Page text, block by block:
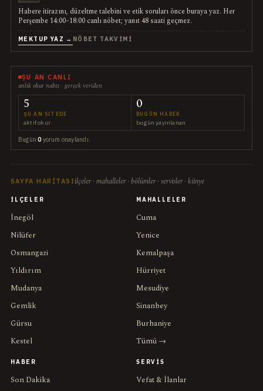
Habere itirazını, düzeltme talebini ve etik soruları önce buraya yaz. Her
Perşembe 14:00–18:00 canlı nöbet; yanıt 48 saati geçmez.
MEKTUP YAZ → NÖBET TAKVIMI
ŞU AN CANLI
anlık okur nabzı · gerçek veriden
5
ŞU AN SITEDE
aktif okur
0
BUGÜN HABER
bugün yayınlanan
Bugün0 yorum onaylandı.
SAYFA HARITASI ilçeler · mahalleler · bölümler · servisler · künye
İLÇELER
İnegöl
Nilüfer
Osmangazi
Yıldırım
Mudanya
Gemlik
Gürsu
Kestel
MAHALLELER
Cuma
Yenice
Kemalpaşa
Hürriyet
Mesudiye
Sinanbey
Burhaniye
Tümü →
HABER
Son Dakika
SERVIS
Vefat & İlanlar